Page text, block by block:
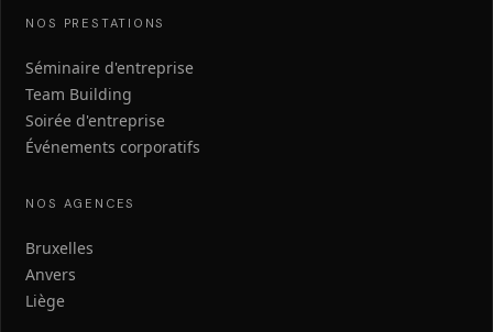
NOS PRESTATIONS
Séminaire d'entreprise
Team Building
Soirée d'entreprise
Événements corporatifs
NOS AGENCES
Bruxelles
Anvers
Liège